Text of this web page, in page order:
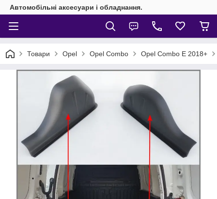
Автомобільні аксесуари і обладнання.
Товари Opel Opel Combo Opel Combo E 2018+